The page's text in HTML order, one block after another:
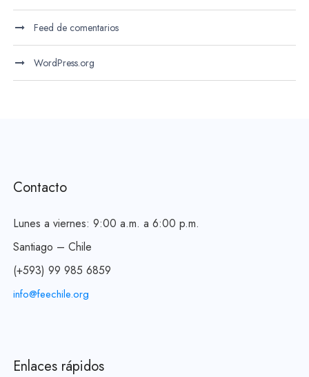
Feed de comentarios
WordPress.org
Contacto
Lunes a viernes: 9:00 a.m. a 6:00 p.m.
Santiago – Chile
(+593) 99 985 6859
info@feechile.org
Enlaces rápidos